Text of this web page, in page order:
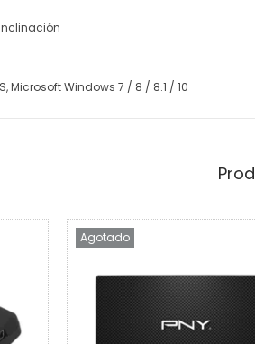
Microsoft Windows 7 / 8 / 8.1 / 10
Agotado